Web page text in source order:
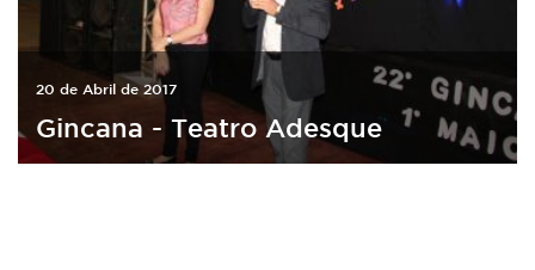
20 de Abril de 2017
Gincana - Teatro Adesque